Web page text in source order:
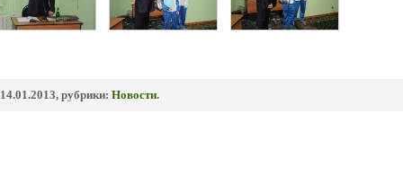
14.01.2013, рубрики: Новости.